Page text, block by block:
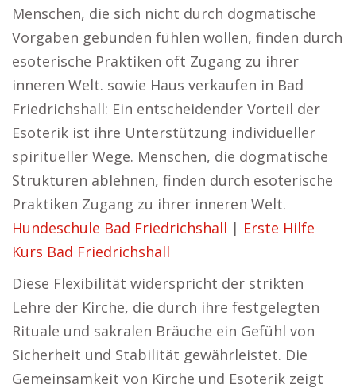
Menschen, die sich nicht durch dogmatische
Vorgaben gebunden fühlen wollen, finden durch
esoterische Praktiken oft Zugang zu ihrer
inneren Welt. sowie Haus verkaufen in Bad
Friedrichshall: Ein entscheidender Vorteil der
Esoterik ist ihre Unterstützung individueller
spiritueller Wege. Menschen, die dogmatische
Strukturen ablehnen, finden durch esoterische
Praktiken Zugang zu ihrer inneren Welt.
Hundeschule Bad Friedrichshall | Erste Hilfe
Kurs Bad Friedrichshall
Diese Flexibilität widerspricht der strikten
Lehre der Kirche, die durch ihre festgelegten
Rituale und sakralen Bräuche ein Gefühl von
Sicherheit und Stabilität gewährleistet. Die
Gemeinsamkeit von Kirche und Esoterik zeigt